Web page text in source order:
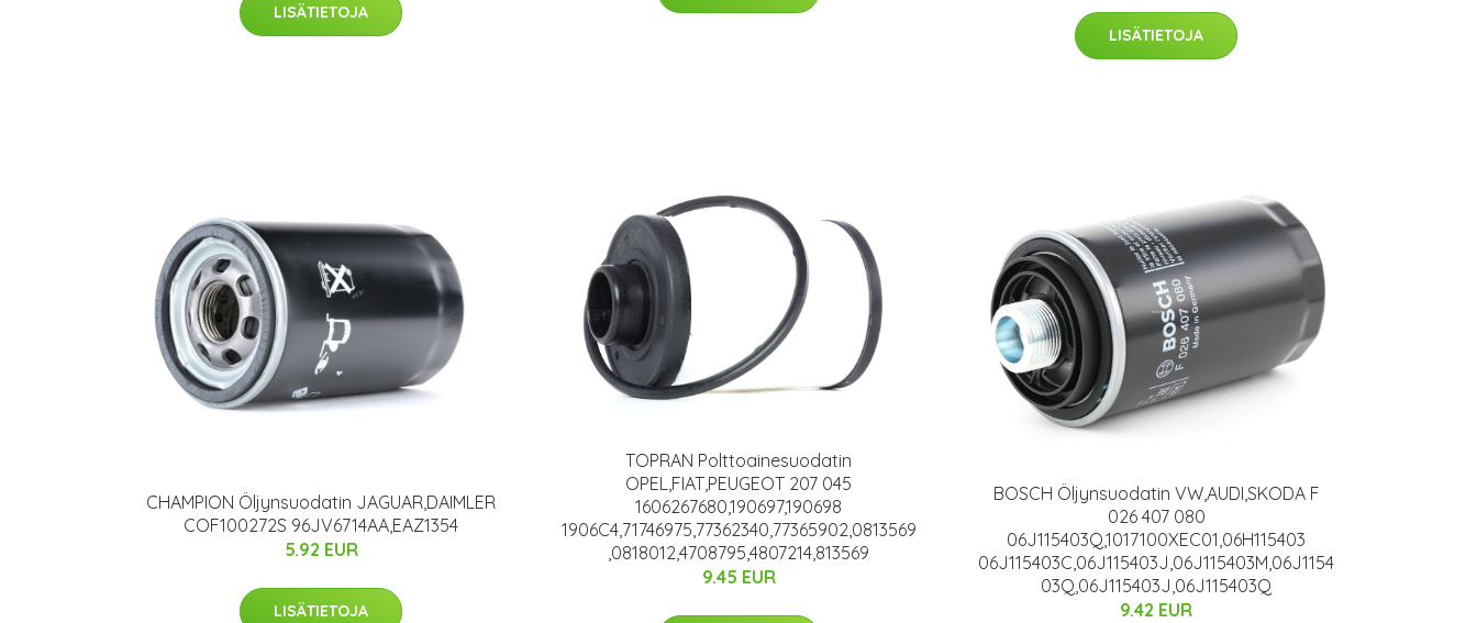
LISÄTIETOJA
LISÄTIETOJA
CHAMPION Öljynsuodatin JAGUAR,DAIMLER
COF100272S 96JV6714AA,EAZ1354
5.92 EUR
LISÄTIETOJA
TOPRAN Polttoainesuodatin
OPEL,FIAT,PEUGEOT 207 045
1606267680,190697,190698
1906C4,71746975,77362340,77365902,0813569
,0818012,4708795,4807214,813569
9.45 EUR
BOSCH Öljynsuodatin VW,AUDI,SKODA F
026 407 080
06J115403Q,1017100XEC01,06H115403
06J115403C,06J115403J,06J115403M,06J1154
03Q,06J115403J,06J115403Q
9.42 EUR